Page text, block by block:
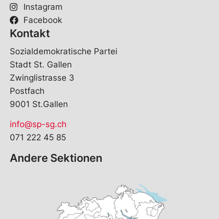
Instagram
Facebook
Kontakt
Sozialdemokratische Partei
Stadt St. Gallen
Zwinglistrasse 3
Postfach
9001 St.Gallen
info@sp-sg.ch
071 222 45 85
Andere Sektionen